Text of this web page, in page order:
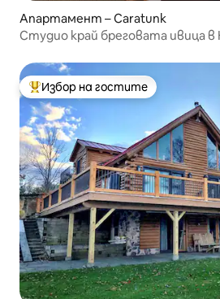
Апартамент – Caratunk
Студио край бреговата ивица
Най-популярен избор на гостите
Избор на гостите